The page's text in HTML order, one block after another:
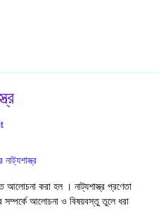
আলোচনা করা হল । নাট্যশাস্ত্র প্রণেতা
সম্পর্কে আলোচনা ও বিষয়বস্তু তুলে ধরা